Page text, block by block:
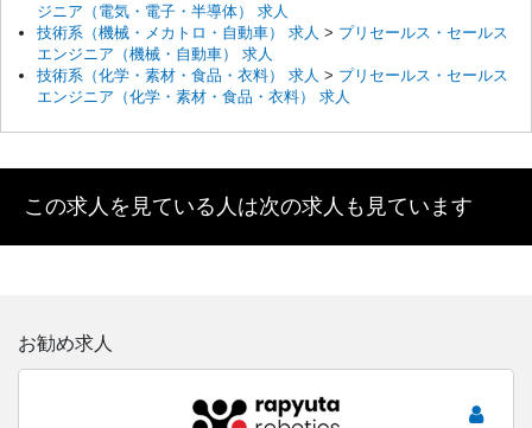
ジニア（電気・電子・半導体） 求人
技術系（機械・メカトロ・自動車） 求人 > プリセールス・セールス
エンジニア（機械・自動車） 求人
技術系（化学・素材・食品・衣料） 求人 > プリセールス・セールス
エンジニア（化学・素材・食品・衣料） 求人
この求人を見ている人は次の求人も見ています
お勧め求人